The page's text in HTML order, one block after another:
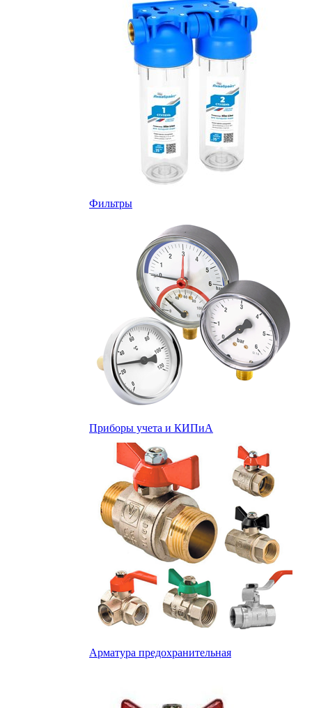
Фильтры
Приборы учета и КИПиА
Арматура предохранительная